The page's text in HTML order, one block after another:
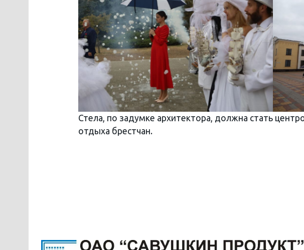
Стела, по задумке архитектора, должна стать
отдыха брестчан.